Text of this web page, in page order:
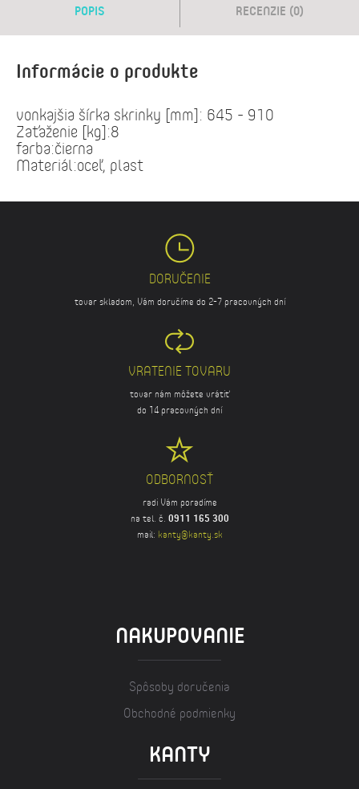
POPIS RECENZIE (0)
Informácie o produkte
vonkajšia šírka skrinky [mm]: 645 - 910
Zaťaženie [kg]:8
farba:čierna
Materiál:oceľ, plast
DORUČENIE
tovar skladom, Vám doručíme do 2-7 pracovných dní
VRATENIE TOVARU
tovar nám môžete vrátiť
do 14 pracovných dní
ODBORNOSŤ
radi Vám poradíme
na tel. č. 0911 165 300
mail: kanty@kanty.sk
NAKUPOVANIE
Spôsoby doručenia
Obchodné podmienky
KANTY